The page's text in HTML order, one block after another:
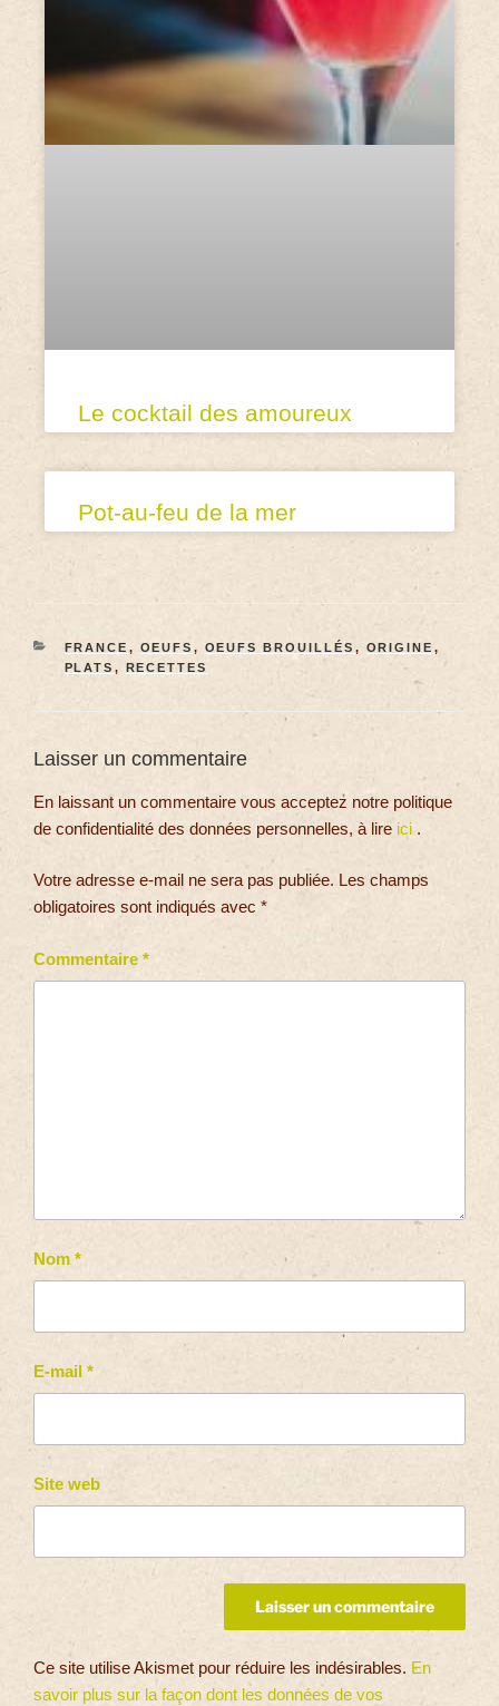
Le cocktail des amoureux
Pot-au-feu de la mer
FRANCE , OEUFS , OEUFS BROUILLÉS , ORIGINE ,
PLATS , RECETTES
Laisser un commentaire
En laissant un commentaire vous acceptez notre politique
de confidentialité des données personnelles, à lire ici .
Votre adresse e-mail ne sera pas publiée. Les champs
obligatoires sont indiqués avec *
Commentaire *
Nom *
E-mail *
Site web
Ce site utilise Akismet pour réduire les indésirables. En
savoir plus sur la façon dont les données de vos